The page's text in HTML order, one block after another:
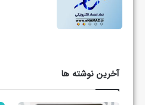
آخرین نوشته ها